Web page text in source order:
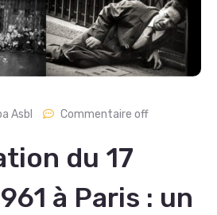
Asbl Commentaire off
du 17
à Paris : un